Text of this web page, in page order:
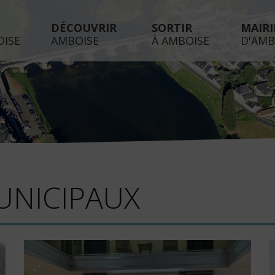
DÉCOUVRIR
AMBOISE
SORTIR
À AMBOISE